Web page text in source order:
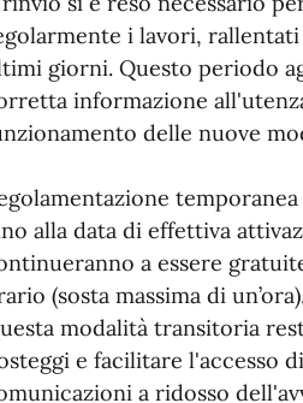
i lavori,
giorni. Questo periodo
informazione
delle nuove
temporanea
alla data di effettiva
a essere
(sosta massima di
modalità transitoria
e facilitare l'accesso
a ridosso